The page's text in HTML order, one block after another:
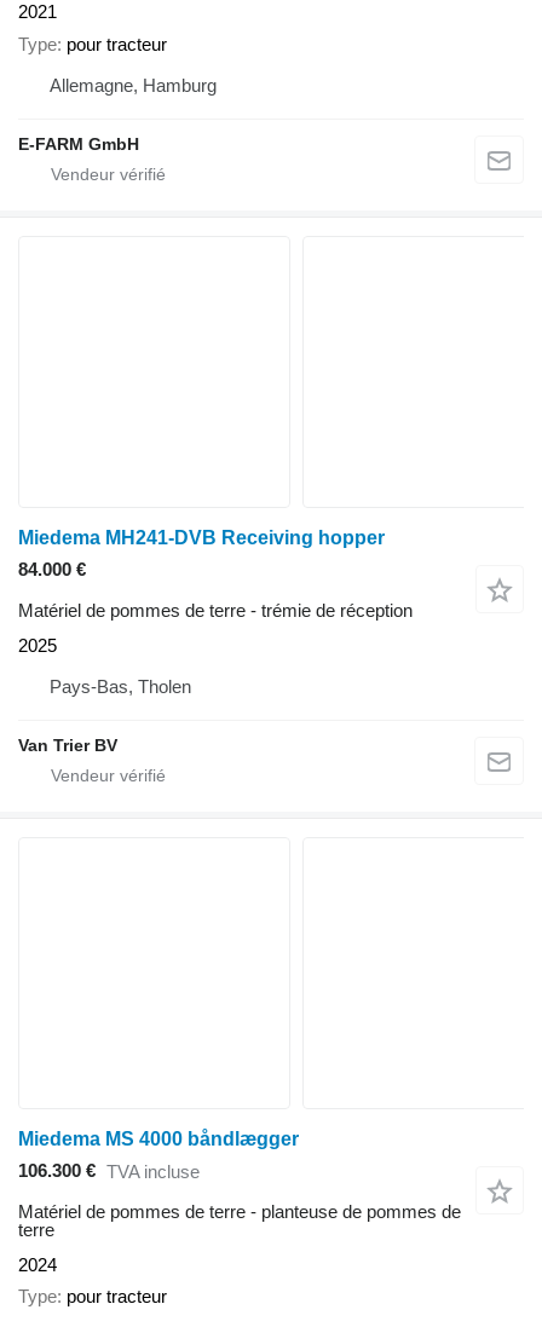
2021
Type pour tracteur
Allemagne, Hamburg
E-FARM GmbH
Miedema MH241-DVB Receiving hopper
84.000 €
Matériel de pommes de terre - trémie de réception
2025
Pays-Bas, Tholen
Van Trier BV
Miedema MS 4000 båndlægger
106.300 € TVA incluse
Matériel de pommes de terre - planteuse de pommes de
terre
2024
Type pour tracteur